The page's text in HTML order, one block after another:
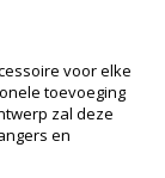
voor elke
toevoeging
zal deze
en